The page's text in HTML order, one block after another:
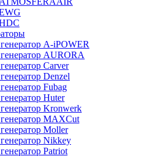
A-iPOWER
AURORA
Carver
Denzel
Fubag
Huter
Kronwerk
MAXCut
Moller
Nikkey
Patriot